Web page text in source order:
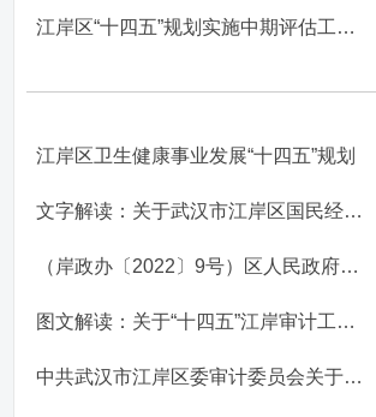
江岸区“十四五”规划实施中期评估工作方案
江岸区卫生健康事业发展“十四五”规划
文字解读：关于武汉市江岸区国民经济和社会发展第十四个五年...
（岸政办〔2022〕9号）区人民政府办公室关于印发武汉市江岸区...
图文解读：关于“十四五”江岸审计工作发展规划（岸审计委发...
中共武汉市江岸区委审计委员会关于印发 《“十四五”江岸审...